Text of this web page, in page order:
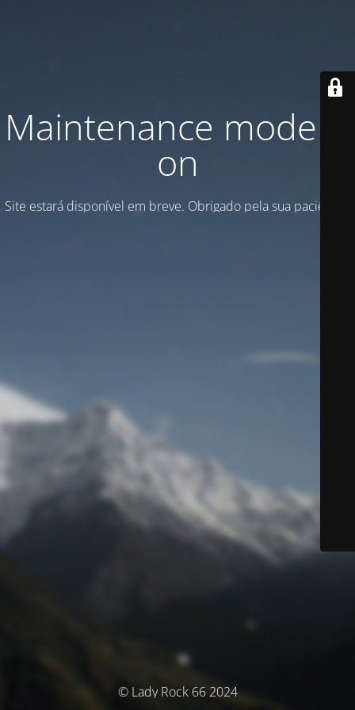
Maintenance mode is
on
Site estará disponível em breve. Obrigado pela sua paciência!
© Lady Rock 66 2024